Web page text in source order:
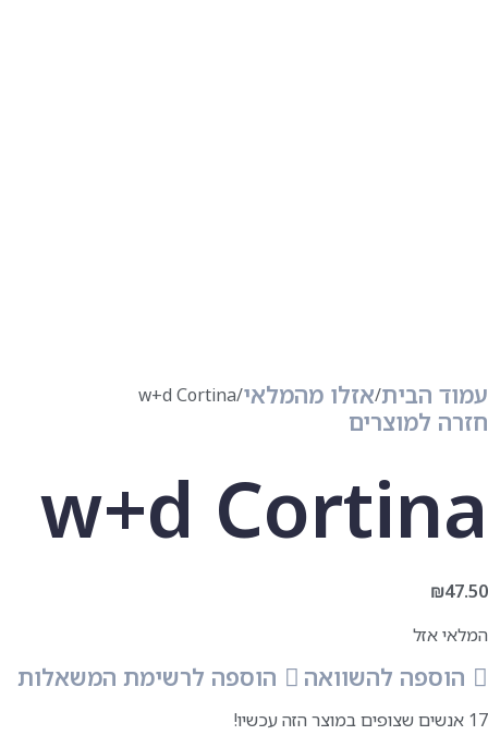
עמוד הבית אזלו מהמלאי w+d Cortina
חזרה למוצרים
w+d Cortina
₪47.50
המלאי אזל
הוספה להשוואה הוספה לרשימת המשאלות
17 אנשים שצופים במוצר הזה עכשיו!